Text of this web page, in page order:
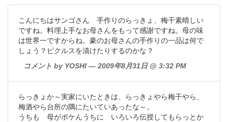
こんにちはサンゴさん 手作りのらっきょ、梅干素晴しい
ですね。料理上手なお母さんをもって感謝ですね。母の味
は世界一ですからね。豪のお母さんの手作りの一品は何で
しょう？ピクルスを漬けたりするのかな？
コメント by YOSHI — 2009年8月31日 @ 3:32 PM
らっきょか～実家にいたときは、らっきょやら梅干やら、
梅酒やら台所の隅にたいていあったな～。
うちも 母がボケんうちに いろいろ伝授してもらっとか